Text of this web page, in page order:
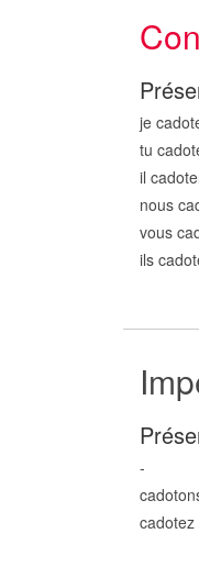
je cadot
tu cadot
il cadot
nous
vous
ils cadot
-
cadot
cadotez